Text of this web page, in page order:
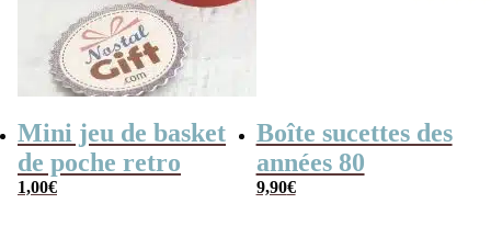
Mini jeu de basket
de poche retro
1,00€
Boîte sucettes des
années 80
9,90€